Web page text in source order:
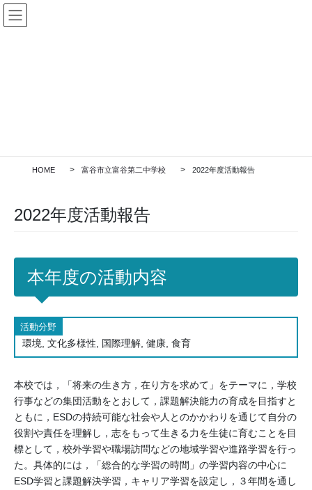
コ
ン
ナ
ビ
HOME 富谷市立富谷第二中学校 2022年度活動報告
2022年度活動報告
本年度の活動内容
活動分野
環境, 文化多様性, 国際理解, 健康, 食育
本校では，「将来の生き方，在り方を求めて」をテーマに，学校
行事などの集団活動をとおして，課題解決能力の育成を目指すと
ともに，ESDの持続可能な社会や人とのかかわりを通じて自分の
役割や責任を理解し，志をもって生きる力を生徒に育むことを目
標として，校外学習や職場訪問などの地域学習や進路学習を行っ
た。具体的には，「総合的な学習の時間」の学習内容の中心に
ESD学習と課題解決学習，キャリア学習を設定し，３年間を通し